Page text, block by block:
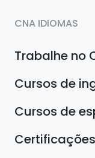
CNA IDIOMAS
Trabalhe no
Cursos de
Cursos de